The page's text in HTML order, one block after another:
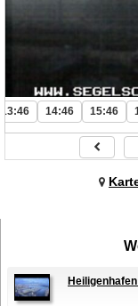
13:46 14:46 15:46
Heiligenhafen